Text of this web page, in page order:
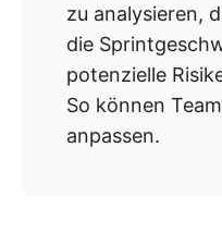
zu analysieren,
die
potenzielle
So können
anpassen.